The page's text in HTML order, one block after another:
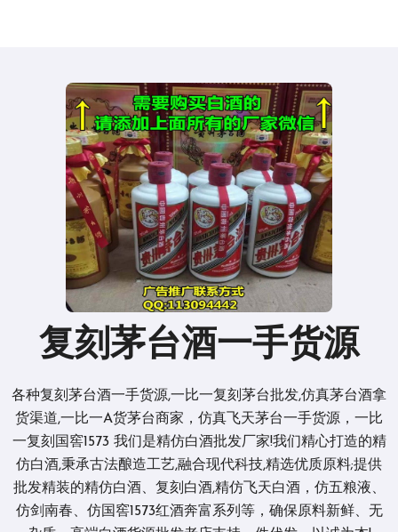
复刻茅台酒一手货源
各种复刻茅台酒一手货源,一比一复刻茅台批发,仿真茅台酒拿
货渠道,一比一A货茅台商家，仿真飞天茅台一手货源，一比
一复刻国窖1573 我们是精仿白酒批发厂家!我们精心打造的精
仿白酒,秉承古法酿造工艺,融合现代科技,精选优质原料;提供
批发精装的精仿白酒、复刻白酒,精仿飞天白酒，仿五粮液、
仿剑南春、仿国窖1573红酒奔富系列等，确保原料新鲜、无